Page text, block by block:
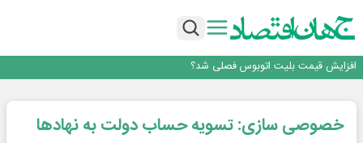
ایران، شریک راهبردی اتحادیه اقتصادی اوراسیا در مسیر توسعه تجارت و همگرایی
منطقه‌ای
روزنامه ۱۷ مرداد
افزایش قیمت بلیت اتوبوس فصلی شد؟
چرا بدون ثبات ارزی، صنایع بزرگ ایران در بن‌بست باقی می‌مانند
منطقه‌ای
روزنامه ۱۷ مرداد
خصوصی سازی: تسویه حساب دولت به نهادها